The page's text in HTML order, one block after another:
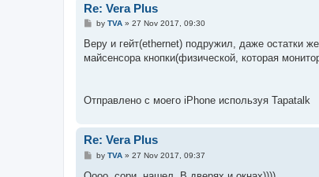
Re: Vera Plus
P
s
by TVA» 27 Nov 2017, 09:30
Веру и гейт(ethernet) подружил, даже остатки
майсенсора кнопки(физической, которая
Отправлено с моего iPhone используя Tapatalk
Re: Vera Plus
P
s
by TVA» 27 Nov 2017, 09:37